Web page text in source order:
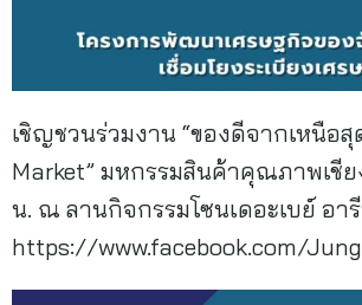
เชิญชวนร่วมงาน “ของดีจากเหนือ
Market” มหกรรมสินค้าคุณภาพเชีย
น. ณ ลานกิจกรรมโซนเดอะเบย์ อ
https://www.facebook.com/